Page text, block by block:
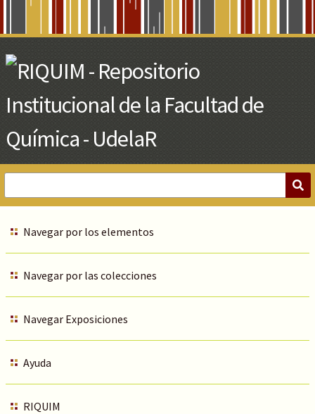
Main
Content
Navegar por los elementos
Navegar por las colecciones
Navegar Exposiciones
Ayuda
RIQUIM